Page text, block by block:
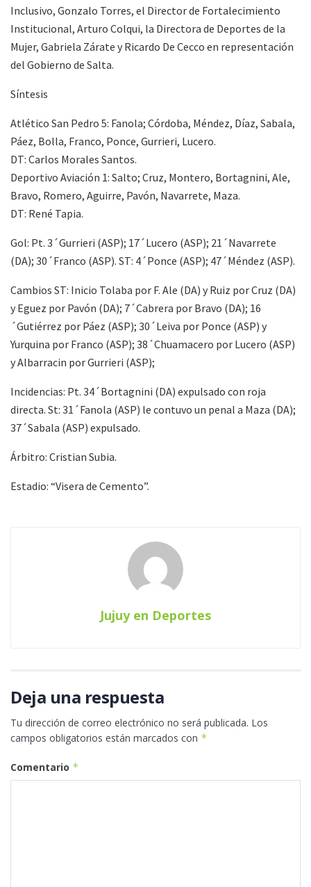
Inclusivo, Gonzalo Torres, el Director de Fortalecimiento
Institucional, Arturo Colqui, la Directora de Deportes de la
Mujer, Gabriela Zárate y Ricardo De Cecco en representación
del Gobierno de Salta.
Síntesis
Atlético San Pedro 5: Fanola; Córdoba, Méndez, Díaz, Sabala,
Páez, Bolla, Franco, Ponce, Gurrieri, Lucero.
DT: Carlos Morales Santos.
Deportivo Aviación 1: Salto; Cruz, Montero, Bortagnini, Ale,
Bravo, Romero, Aguirre, Pavón, Navarrete, Maza.
DT: René Tapia.
Gol: Pt. 3´Gurrieri (ASP); 17´Lucero (ASP); 21´Navarrete
(DA); 30´Franco (ASP). ST: 4´Ponce (ASP); 47´Méndez (ASP).
Cambios ST: Inicio Tolaba por F. Ale (DA) y Ruiz por Cruz (DA)
y Eguez por Pavón (DA); 7´Cabrera por Bravo (DA); 16
´Gutiérrez por Páez (ASP); 30´Leiva por Ponce (ASP) y
Yurquina por Franco (ASP); 38´Chuamacero por Lucero (ASP)
y Albarracin por Gurrieri (ASP);
Incidencias: Pt. 34´Bortagnini (DA) expulsado con roja
directa. St: 31´Fanola (ASP) le contuvo un penal a Maza (DA);
37´Sabala (ASP) expulsado.
Árbitro: Cristian Subia.
Estadio: “Visera de Cemento”.
Jujuy en Deportes
Deja una respuesta
Tu dirección de correo electrónico no será publicada. Los
campos obligatorios están marcados con *
Comentario *